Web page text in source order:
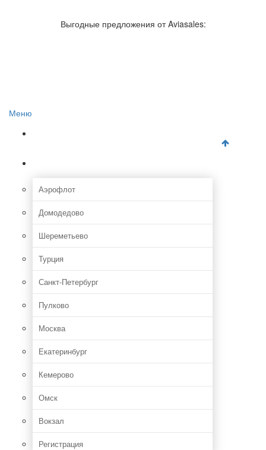
Отзывы об авиакомпаниях
Отзывы об аэропортах
Выгодные предложения от Aviasales:
Меню
Аэрофлот
Домодедово
Шереметьево
Турция
Санкт-Петербург
Пулково
Москва
Екатеринбург
Кемерово
Омск
Вокзал
Регистрация